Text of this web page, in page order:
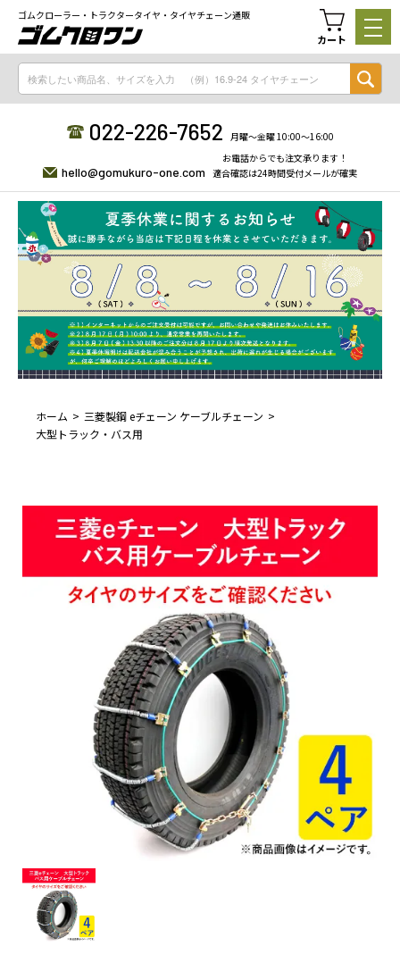
ゴムクローラー・トラクタータイヤ・タイヤチェーン通販
カート
022-226-7652 月曜〜金曜 10:00〜16:00
hello@gomukuro-one.com
お電話からでも注文承ります！
適合確認は24時間受付メールが確実
ホーム
三菱製鋼 eチェーン ケーブルチェーン
大型トラック・バス用